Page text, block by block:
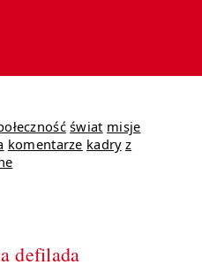
świat misje
komentarze kadry z
defilada